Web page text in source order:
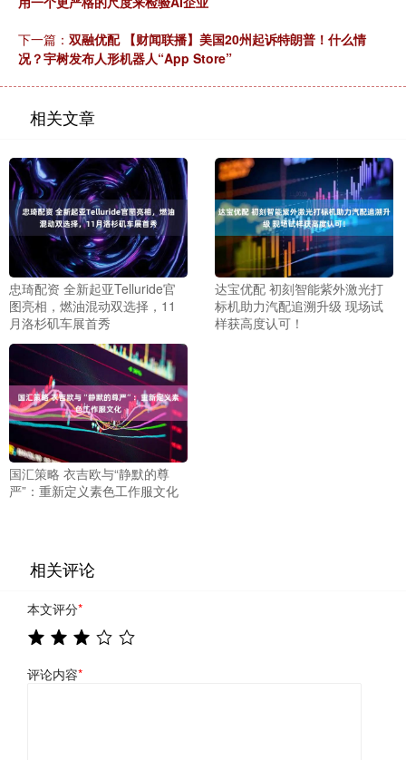
下一篇： 双融优配 【财闻联播】美国20州起诉特朗普！什么情
况？宇树发布人形机器人“App Store”
相关文章
忠琦配资 全新起亚Telluride官
图亮相，燃油混动双选择，11
月洛杉矶车展首秀
达宝优配 初刻智能紫外激光打
标机助力汽配追溯升级 现场试
样获高度认可！
国汇策略 衣吉欧与“静默的尊
严”：重新定义素色工作服文化
相关评论
本文评分*
评论内容*